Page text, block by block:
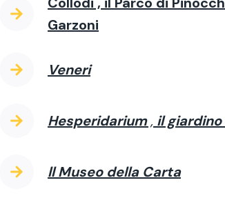
Garzoni
Veneri
Hesperidarium, il
ll Museo della Carta